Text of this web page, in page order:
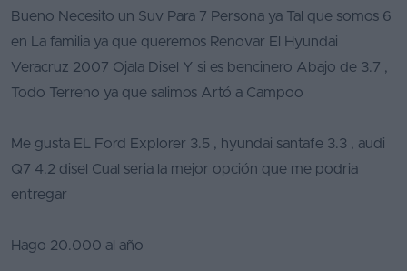
Stock
Segunda
Eléctricos
Híbridos
Bueno Necesito un Suv Para 7 Persona ya Tal que somos 6
en La familia ya que queremos Renovar El Hyundai
Veracruz 2007 Ojala Disel Y si es bencinero Abajo de 3.7 ,
Todo Terreno ya que salimos Artó a Campoo
Me gusta EL Ford Explorer 3.5 , hyundai santafe 3.3 , audi
Q7 4.2 disel Cual seria la mejor opción que me podria
entregar
Hago 20.000 al año